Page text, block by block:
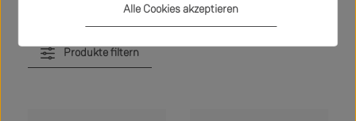
Produkte filtern
Alle Cookies akzeptieren